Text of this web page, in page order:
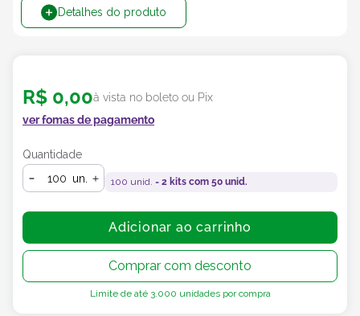
Detalhes do produto
R$ 0,00à vista no boleto ou Pix
ver fomas de pagamento
Quantidade
un.
100 unid. = 2 kits com 50 unid.
Adicionar ao carrinho
Comprar com desconto
Limite de até 3.000 unidades por compra